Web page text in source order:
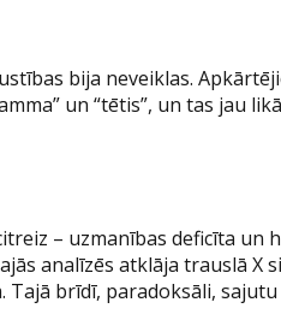
bija neveiklas.
un “tētis”, un tas jau
– uzmanības deficīta un
analīzēs atklāja trauslā X
Tajā brīdī, paradoksāli,